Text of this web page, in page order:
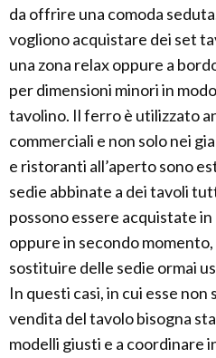
da offrire una comoda
vogliono acquistare dei set
una zona relax oppure a
per dimensioni minori in
tavolino. Il ferro è utilizzato
commerciali e non solo nei
e ristoranti all’aperto sono
sedie abbinate a dei tavoli
possono essere acquistate
oppure in secondo
sostituire delle sedie ormai
In questi casi, in cui esse non
vendita del tavolo bisogna
modelli giusti e a coordinare